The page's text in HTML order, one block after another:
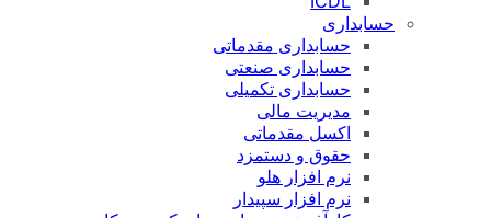
حسابداری
حسابداری مقدماتی
حسابداری صنعتی
حسابداری تکمیلی
مدیریت مالی
اکسل مقدماتی
حقوق و دستمزد
نرم افزار هلو
نرم افزار سپیدار